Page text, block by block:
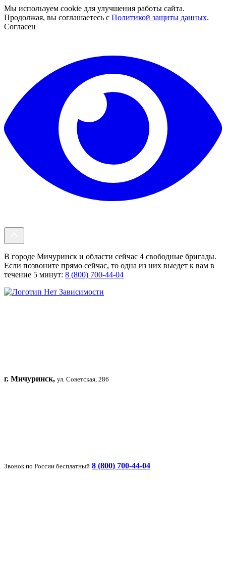
Мы используем cookie для улучшения работы сайта.
Продолжая, вы соглашаетесь с Политикой защиты данных.
Согласен
В городе Мичуринск и области сейчас 4 свободные бригады.
Если позвоните прямо сейчас, то одна из них выедет к вам в
течение 5 минут: 8 (800) 700-44-04
г. Мичуринск, ул. Советская, 286
Звонок по России бесплатный 8 (800) 700-44-04